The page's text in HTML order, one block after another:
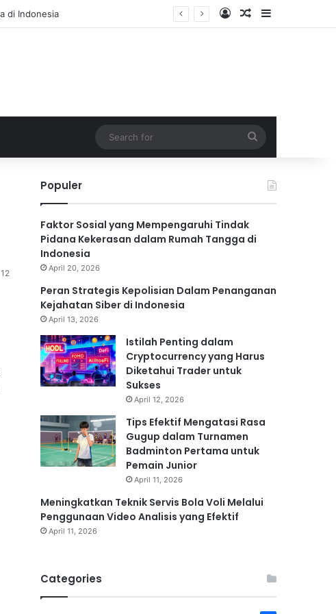
Log InRandom Article
Sidebar
for
12
Populer
Faktor Sosial yang Mempengaruhi Tindak
Pidana Kekerasan dalam Rumah Tangga di
Indonesia
April 20, 2026
Peran Strategis Kepolisian Dalam Penanganan
Kejahatan Siber di Indonesia
April 13, 2026
Istilah Penting dalam
Cryptocurrency yang Harus
Diketahui Trader untuk
Sukses
April 12, 2026
Tips Efektif Mengatasi Rasa
Gugup dalam Turnamen
Badminton Pertama untuk
Pemain Junior
April 11, 2026
Meningkatkan Teknik Servis Bola Voli Melalui
Penggunaan Video Analisis yang Efektif
April 11, 2026
Categories